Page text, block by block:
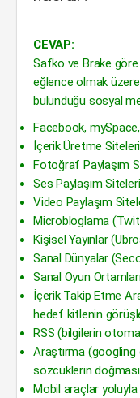
CEVAP:
Safko ve Brake
eğlence olmak
bulunduğu sosyal
Facebook,
İçerik Üretme
Fotoğraf Paylaşım
Ses Paylaşım
Video Paylaşım
Microbloglama
Kişisel Yayınlar
Sanal Dünyalar
Sanal Oyun
İçerik Takip Etme
hedef kitlenin
RSS (bilgilerin
Araştırma (googling
sözcüklerin
Mobil araçlar